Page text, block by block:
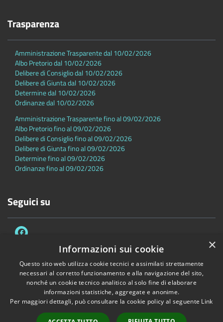
Trasparenza
Amministrazione Trasparente dal 10/02/2026
Albo Pretorio dal 10/02/2026
Delibere di Consiglio dal 10/02/2026
Delibere di Giunta dal 10/02/2026
Determine dal 10/02/2026
Ordinanze dal 10/02/2026
Amministrazione Trasparente fino al 09/02/2026
Albo Pretorio fino al 09/02/2026
Delibere di Consiglio fino al 09/02/2026
Delibere di Giunta fino al 09/02/2026
Determine fino al 09/02/2026
Ordinanze fino al 09/02/2026
Seguici su
Accessibilità Privacy Cookie
Mappa del sito
Dichiarazione di accessibilità
Copyright © 2026 • Comune di Sambuca Pistoiese • Powered by
Municipium•Accesso redazione
×
Informazioni sui cookie
Questo sito web utilizza cookie tecnici e assimilati strettamente
necessari al corretto funzionamento e alla navigazione del sito,
nonché un cookie tecnico analitico al solo fine di elaborare
informazioni statistiche, aggregate e anonime.
Per maggiori dettagli, può consultare la cookie policy al seguente Link